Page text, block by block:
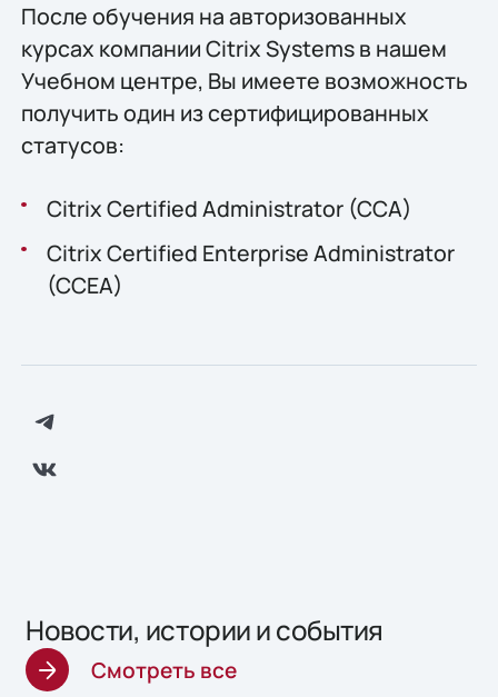
После обучения на авторизованных
курсах компании Citrix Systems в нашем
Учебном центре, Вы имеете возможность
получить один из сертифицированных
статусов:
Citrix Certified Administrator (CCA)
Citrix Certified Enterprise Administrator
(CCEA)
Новости, истории и события
Смотреть все